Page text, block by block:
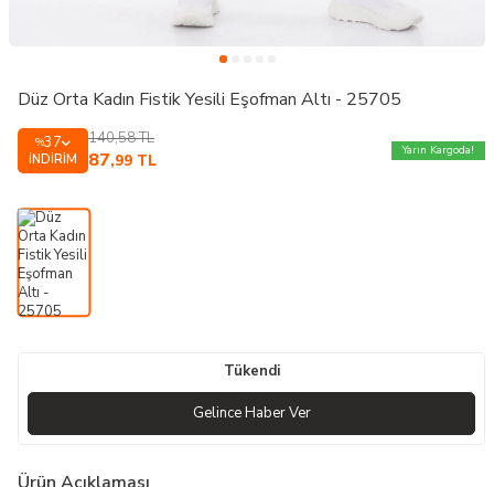
Düz Orta Kadın Fistik Yesili Eşofman Altı - 25705
%37
İNDIRIM
140,58TL
87,99 TL
Yarın Kargoda!
Tükendi
Gelince Haber Ver